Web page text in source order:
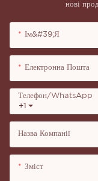
нові
Ім&#39;я
Електронна Пошта
+1
Телефон/WhatsApp
Назва Компанії
Зміст